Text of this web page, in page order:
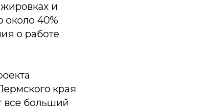
и
около 40%
о работе
края
все больший